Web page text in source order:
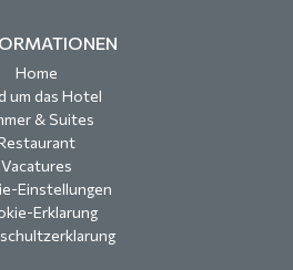
Home
um das Hotel
& Suites
Vacatures
Einstellungen
Erklarung